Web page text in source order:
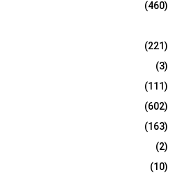
(460)
(221)
(3)
(111)
(602)
(163)
(2)
(10)